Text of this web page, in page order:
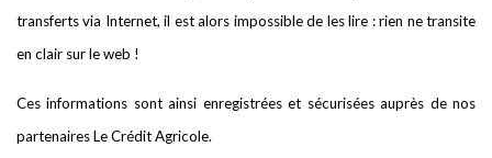
transferts via Internet, il est alors impossible de les lire : rien ne transite
en clair sur le web !
Ces informations sont ainsi enregistrées et sécurisées auprès de nos
partenaires Le Crédit Agricole.